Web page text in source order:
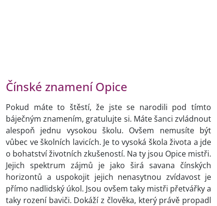
Čínské znamení Opice
Pokud máte to štěstí, že jste se narodili pod tímto
báječným znamením, gratulujte si. Máte šanci zvládnout
alespoň jednu vysokou školu. Ovšem nemusíte být
vůbec ve školních lavicích. Je to vysoká škola života a jde
o bohatství životních zkušeností. Na ty jsou Opice mistři.
Jejich spektrum zájmů je jako širá savana čínských
horizontů a uspokojit jejich nenasytnou zvídavost je
přímo nadlidský úkol. Jsou ovšem taky mistři přetvářky a
taky rození baviči. Dokáží z člověka, který právě propadl